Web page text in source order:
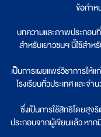
ข้อกำห
บทความและภาพประกอบ
สำหรับเยาวชนฯ นี้ใช้สำ
เป็นการเผยแพร่วิชาการให้แ
โรงเรียนทั่วประเทศ และ
ซึ่งเป็นการใช้สิทธิโดยสุ
ประกอบจากผู้เขียนแล้ว หาก